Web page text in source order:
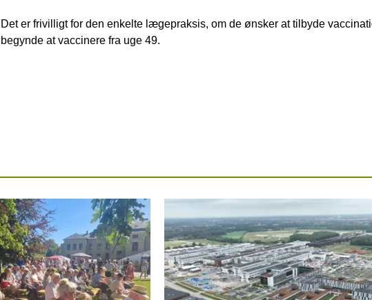
Det er frivilligt for den enkelte lægepraksis, om de ønsker at tilbyde
begynde at vaccinere fra uge 49.